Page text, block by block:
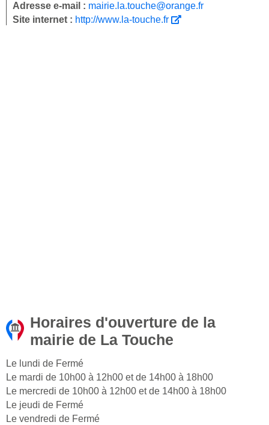
Adresse e-mail : mairie.la.touche@orange.fr
Site internet : http://www.la-touche.fr
Horaires d'ouverture de la
mairie de La Touche
Le lundi de Fermé
Le mardi de 10h00 à 12h00 et de 14h00 à 18h00
Le mercredi de 10h00 à 12h00 et de 14h00 à 18h00
Le jeudi de Fermé
Le vendredi de Fermé